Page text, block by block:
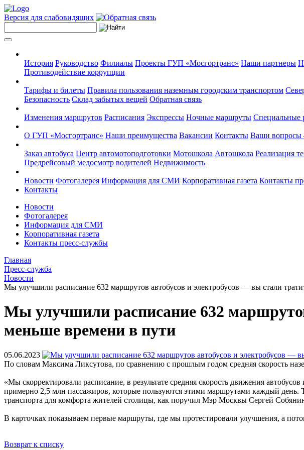
Версия для слабовидящих
История Руководство Филиалы Проекты ГУП «Мосгортранс» Наши партнеры
Противодействие коррупции
Тарифы и билеты Правила пользования наземным городским транспортом
Безопасность Склад забытых вещей Обратная связь
Изменения маршрутов Расписания Экспрессы Ночные маршруты Специальные
О ГУП «Мосгортранс» Наши преимущества Вакансии Контакты Ваши вопросы
Заказ автобуса Центр автомотоподготовки Мотошкола Автошкола Реализация
Предрейсовый медосмотр водителей Недвижимость
Новости Фотогалерея Информация для СМИ Корпоративная газета Контакты
Контакты
Новости
Фотогалерея
Информация для СМИ
Корпоративная газета
Контакты пресс-службы
Главная
Пресс-служба
Новости
Мы улучшили расписание 632 маршрутов автобусов и электробусов — вы стали
Мы улучшили расписание 632
меньше времени в пути
05.06.2023
По словам Максима Ликсутова, по сравнению с прошлым годом средняя скорость
«Мы скорректировали расписание, в результате средняя скорость движения
примерно 2,5 млн пассажиров, которые пользуются этими маршрутами каждый
транспорта для комфорта жителей столицы, как поручил Мэр Москвы Сергей
В карточках показываем первые маршруты, где мы протестировали улучшения, а
Возврат к списку